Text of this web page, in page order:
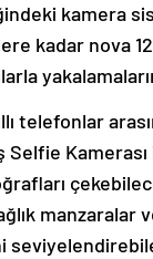
kamera
nova 12s,
telefonlar
Kamerası